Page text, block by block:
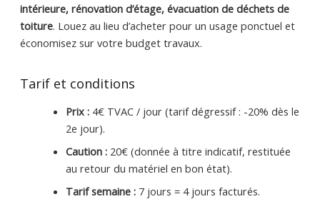
intérieure, rénovation d’étage, évacuation de déchets de
toiture. Louez au lieu d’acheter pour un usage ponctuel et
économisez sur votre budget travaux.
Tarif et conditions
Prix :4€ TVAC / jour (tarif dégressif : -20% dès le
2e jour).
Caution :20€ (donnée à titre indicatif, restituée
au retour du matériel en bon état).
Tarif semaine :7 jours = 4 jours facturés.